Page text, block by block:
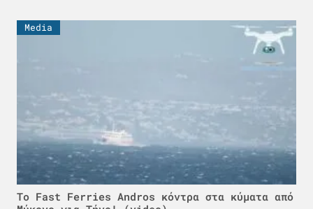
Media
Το Fast Ferries Andros κόντρα στα κύματα από